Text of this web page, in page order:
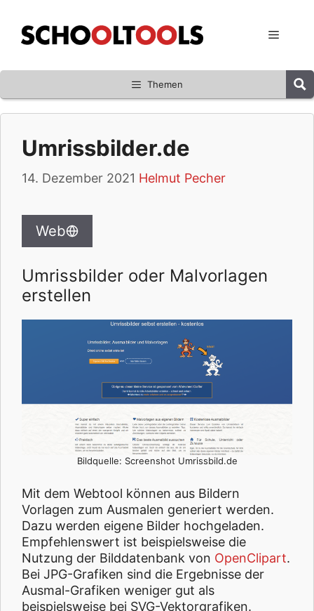
Inhalt
springen
Menü
Themen
Umrissbilder.de
14. Dezember 2021 Helmut Pecher
Web
Umrissbilder oder Malvorlagen
erstellen
Bildquelle: Screenshot Umrissbild.de
Mit dem Webtool können aus Bildern
Vorlagen zum Ausmalen generiert werden.
Dazu werden eigene Bilder hochgeladen.
Empfehlenswert ist beispielsweise die
Nutzung der Bilddatenbank von OpenClipart.
Bei JPG-Grafiken sind die Ergebnisse der
Ausmal-Grafiken weniger gut als
beispielsweise bei SVG-Vektorgrafiken.